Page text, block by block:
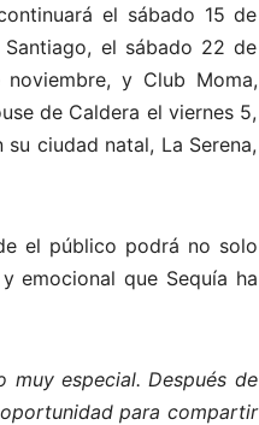
el sábado 15 de
el sábado 22 de
y Club Moma,
de Caldera el viernes 5,
ciudad natal, La Serena,
el público podrá no solo
emocional que Sequía ha
muy especial. Después de
para compartir